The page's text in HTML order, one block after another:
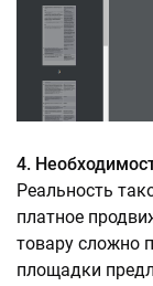
4.
Реальность
платное
товару сложно
площадки